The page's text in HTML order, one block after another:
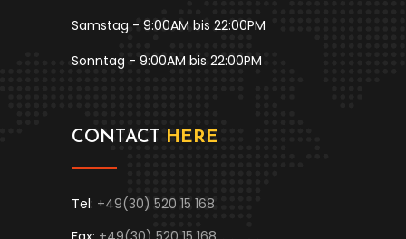
Samstag - 9:00AM bis 22:00PM
Sonntag - 9:00AM bis 22:00PM
CONTACT HERE
Tel: +49(30) 520 15 168